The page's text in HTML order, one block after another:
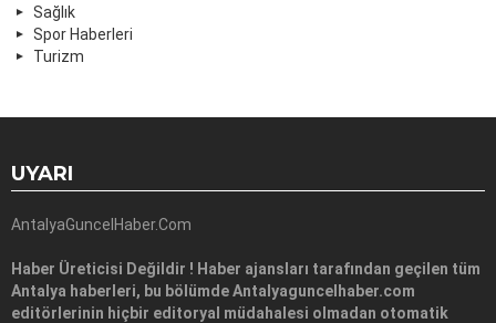
Sağlık
Spor Haberleri
Turizm
UYARI
AntalyaGuncelHaber.Com
Haber Üreticisi Değildir ! Haber ajansları tarafından geçilen tüm
Antalya haberleri, bu bölümde Antalyaguncelhaber.com
editörlerinin hiçbir editoryal müdahalesi olmadan otomatik